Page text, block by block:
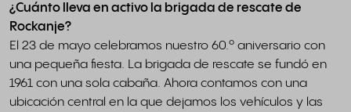
¿Cuánto lleva en activo la brigada de rescate de
Rockanje?
El 23 de mayo celebramos nuestro 60.º aniversario con
una pequeña fiesta. La brigada de rescate se fundó en
1961 con una sola cabaña. Ahora contamos con una
ubicación central en la que dejamos los vehículos y las